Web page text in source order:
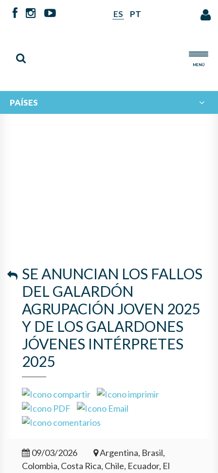
ES PT
MENÚ
PAÍSES
SE ANUNCIAN LOS FALLOS
DEL GALARDÓN
AGRUPACIÓN JOVEN 2025
Y DE LOS GALARDONES
JÓVENES INTÉRPRETES
2025
09/03/2026
Argentina, Brasil,
Colombia, Costa Rica, Chile, Ecuador, El